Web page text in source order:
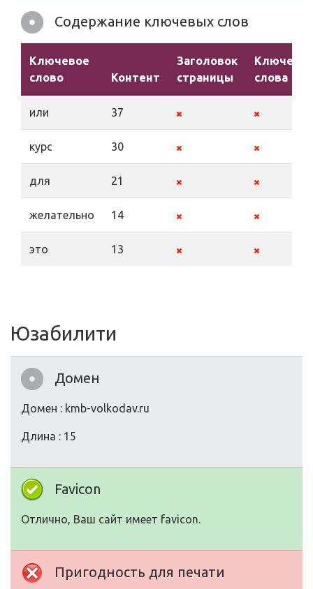
Содержание ключевых слов
Ключевое
слово
Контент
Заголовок
страницы
слова
или 37
курс 30
для 21
желательно 14
это 13
Юзабилити
Домен
Домен : kmb-volkodav.ru
Длина : 15
Favicon
Отлично, Ваш сайт имеет favicon.
Пригодность для печати